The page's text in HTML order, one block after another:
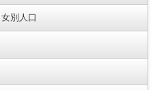
別人口